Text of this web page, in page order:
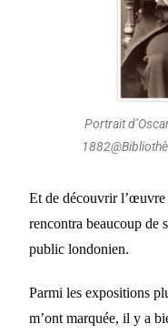
Portrait
Et de découvrir l’œuvre
rencontra beaucoup de
public londonien.
Parmi les expositions
m’ont marquée, il y a